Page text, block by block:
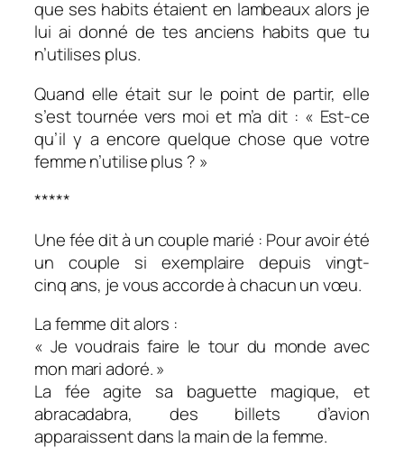
que ses habits étaient en lambeaux alors je
lui ai donné de tes anciens habits que tu
n’utilises plus.
Quand elle était sur le point de partir, elle
s’est tournée vers moi et m’a dit : « Est-ce
qu’il y a encore quelque chose que votre
femme n’utilise plus ? »
*****
Une fée dit à un couple marié : Pour avoir été
un couple si exemplaire depuis vingt-
cinq ans, je vous accorde à chacun un vœu.
La femme dit alors :
« Je voudrais faire le tour du monde avec
mon mari adoré. »
La fée agite sa baguette magique, et
abracadabra, des billets d’avion
apparaissent dans la main de la femme.